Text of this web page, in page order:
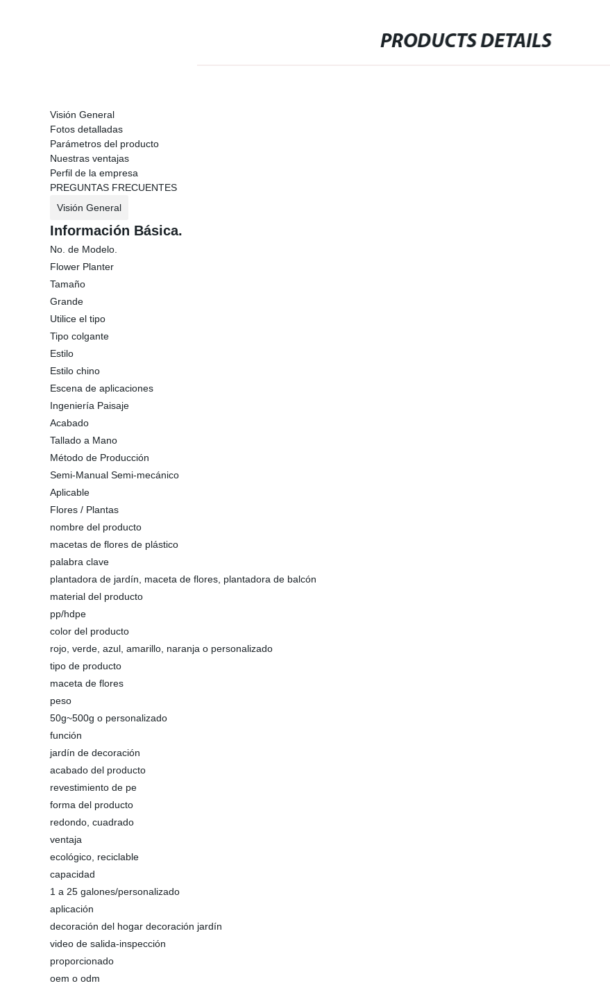
PRODUCTS DETAILS
Visión General
Fotos detalladas
Parámetros del producto
Nuestras ventajas
Perfil de la empresa
PREGUNTAS FRECUENTES
Visión General
Información Básica.
No. de Modelo.
Flower Planter
Tamaño
Grande
Utilice el tipo
Tipo colgante
Estilo
Estilo chino
Escena de aplicaciones
Ingeniería Paisaje
Acabado
Tallado a Mano
Método de Producción
Semi-Manual Semi-mecánico
Aplicable
Flores / Plantas
nombre del producto
macetas de flores de plástico
palabra clave
plantadora de jardín, maceta de flores, plantadora de balcón
material del producto
pp/hdpe
color del producto
rojo, verde, azul, amarillo, naranja o personalizado
tipo de producto
maceta de flores
peso
50g~500g o personalizado
función
jardín de decoración
acabado del producto
revestimiento de pe
forma del producto
redondo, cuadrado
ventaja
ecológico, reciclable
capacidad
1 a 25 galones/personalizado
aplicación
decoración del hogar decoración jardín
video de salida-inspección
proporcionado
oem o odm